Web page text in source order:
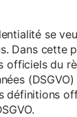
se
Dans cette
officiels du
définitions